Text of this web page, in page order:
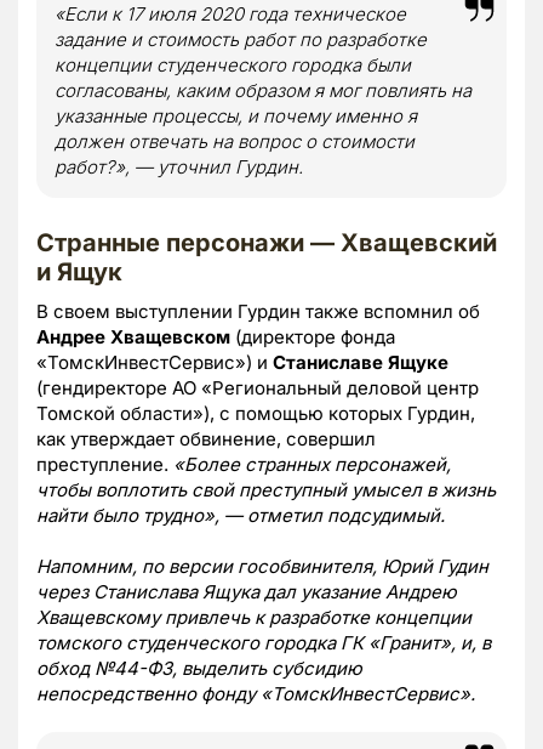
«Если к 17 июля 2020 года техническое
задание и стоимость работ по разработке
концепции студенческого городка были
согласованы, каким образом я мог повлиять на
указанные процессы, и почему именно я
должен отвечать на вопрос о стоимости
работ?», — уточнил Гурдин.
Странные персонажи — Хващевский
и Ящук
В своем выступлении Гурдин также вспомнил об
Андрее Хващевском (директоре фонда
«ТомскИнвестСервис») и Станиславе Ящуке
(гендиректоре АО «Региональный деловой центр
Томской области»), с помощью которых Гурдин,
как утверждает обвинение, совершил
преступление. «Более странных персонажей,
чтобы воплотить свой преступный умысел в жизнь
найти было трудно», — отметил подсудимый.
Напомним, по версии гособвинителя, Юрий Гудин
через Станислава Ящука дал указание Андрею
Хващевскому привлечь к разработке концепции
томского студенческого городка ГК «Гранит», и, в
обход №44-ФЗ, выделить субсидию
непосредственно фонду «ТомскИнвестСервис».